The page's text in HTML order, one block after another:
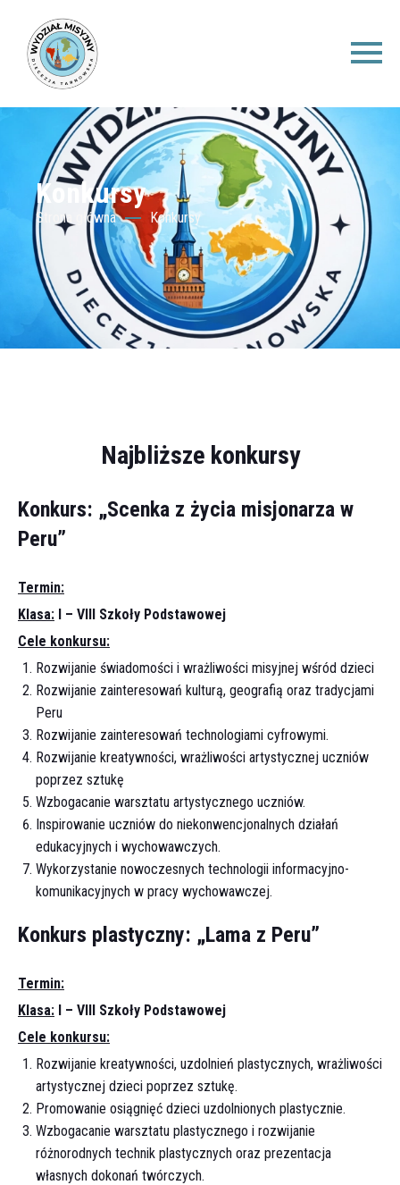
Konkursy
Strona główna Konkursy
Najbliższe konkursy
Konkurs: „Scenka z życia misjonarza w
Peru”
Termin:
Klasa: I – VIII Szkoły Podstawowej
Cele konkursu:
Rozwijanie świadomości i wrażliwości misyjnej wśród dzieci
Rozwijanie zainteresowań kulturą, geografią oraz tradycjami
Peru
Rozwijanie zainteresowań technologiami cyfrowymi.
Rozwijanie kreatywności, wrażliwości artystycznej uczniów
poprzez sztukę
Wzbogacanie warsztatu artystycznego uczniów.
Inspirowanie uczniów do niekonwencjonalnych działań
edukacyjnych i wychowawczych.
Wykorzystanie nowoczesnych technologii informacyjno-
komunikacyjnych w pracy wychowawczej.
Konkurs plastyczny: „Lama z Peru”
Termin:
Klasa: I – VIII Szkoły Podstawowej
Cele konkursu:
Rozwijanie kreatywności, uzdolnień plastycznych, wrażliwości
artystycznej dzieci poprzez sztukę.
Promowanie osiągnięć dzieci uzdolnionych plastycznie.
Wzbogacanie warsztatu plastycznego i rozwijanie
różnorodnych technik plastycznych oraz prezentacja
własnych dokonań twórczych.